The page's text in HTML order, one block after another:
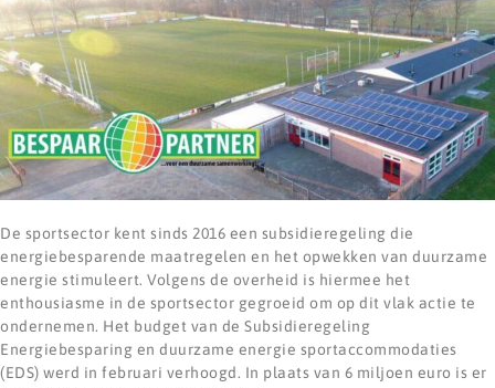
De sportsector kent sinds 2016 een subsidieregeling die
energiebesparende maatregelen en het opwekken van duurzame
energie stimuleert. Volgens de overheid is hiermee het
enthousiasme in de sportsector gegroeid om op dit vlak actie te
ondernemen. Het budget van de Subsidieregeling
Energiebesparing en duurzame energie sportaccommodaties
(EDS) werd in februari verhoogd. In plaats van 6 miljoen euro is er